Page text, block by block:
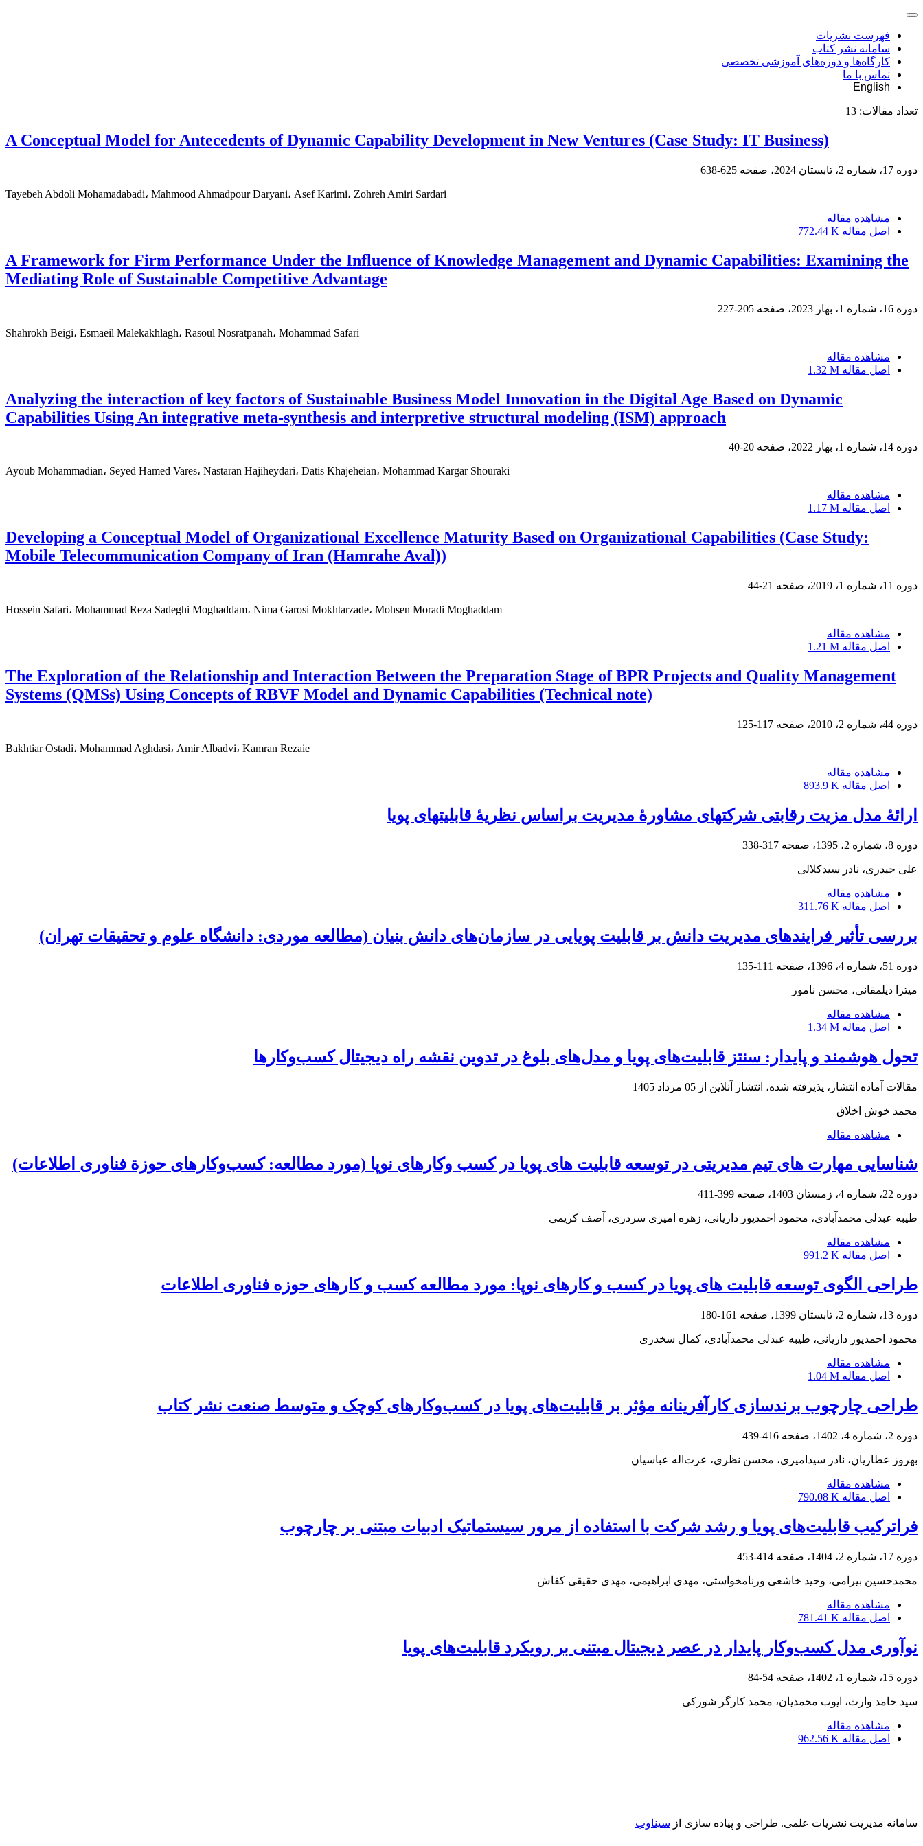
فهرست نشریات
سامانه نشر کتاب
کارگاه‌ها و دوره‌های آموزشی تخصصی
تماس با ما
English
تعداد مقالات: 13
A Conceptual Model for Antecedents of Dynamic Capability Development in New Ventures (Case Study: IT Business)
دوره 17، شماره 2، تابستان 2024، صفحه 625-638
Tayebeh Abdoli Mohamadabadi، Mahmood Ahmadpour Daryani، Asef Karimi، Zohreh Amiri Sardari
مشاهده مقاله
اصل مقاله 772.44 K
A Framework for Firm Performance Under the Influence of Knowledge Management and Dynamic Capabilities: Examining the
Mediating Role of Sustainable Competitive Advantage
دوره 16، شماره 1، بهار 2023، صفحه 205-227
Shahrokh Beigi، Esmaeil Malekakhlagh، Rasoul Nosratpanah، Mohammad Safari
مشاهده مقاله
اصل مقاله 1.32 M
Analyzing the interaction of key factors of Sustainable Business Model Innovation in the Digital Age Based on Dynamic
Capabilities Using An integrative meta-synthesis and interpretive structural modeling (ISM) approach
دوره 14، شماره 1، بهار 2022، صفحه 20-40
Ayoub Mohammadian، Seyed Hamed Vares، Nastaran Hajiheydari، Datis Khajeheian، Mohammad Kargar Shouraki
مشاهده مقاله
اصل مقاله 1.17 M
Developing a Conceptual Model of Organizational Excellence Maturity Based on Organizational Capabilities (Case Study:
Mobile Telecommunication Company of Iran (Hamrahe Aval))
دوره 11، شماره 1، 2019، صفحه 21-44
Hossein Safari، Mohammad Reza Sadeghi Moghaddam، Nima Garosi Mokhtarzade، Mohsen Moradi Moghaddam
مشاهده مقاله
اصل مقاله 1.21 M
The Exploration of the Relationship and Interaction Between the Preparation Stage of BPR Projects and Quality Management
Systems (QMSs) Using Concepts of RBVF Model and Dynamic Capabilities (Technical note)
دوره 44، شماره 2، 2010، صفحه 117-125
Bakhtiar Ostadi، Mohammad Aghdasi، Amir Albadvi، Kamran Rezaie
مشاهده مقاله
اصل مقاله 893.9 K
ارائۀ مدل مزیت رقابتی شرکت‏های مشاورۀ مدیریت براساس نظریۀ قابلیت‏های پویا
دوره 8، شماره 2، 1395، صفحه 317-338
علی حیدری، نادر سیدکلالی
مشاهده مقاله
اصل مقاله 311.76 K
بررسی تأثیر فرایندهای مدیریت دانش بر قابلیت پویایی در سازمان‌های دانش بنیان (مطالعه موردی: دانشگاه علوم و تحقیقات تهران)
دوره 51، شماره 4، 1396، صفحه 111-135
میترا دیلمقانی، محسن نامور
مشاهده مقاله
اصل مقاله 1.34 M
تحول هوشمند و پایدار: سنتز قابلیت‌های پویا و مدل‌های بلوغ در تدوین نقشه راه دیجیتال کسب‌وکارها
مقالات آماده انتشار، پذیرفته شده، انتشار آنلاین از 05 مرداد 1405
محمد خوش اخلاق
مشاهده مقاله
شناسایی مهارت های تیم مدیریتی در توسعه قابلیت های پویا در کسب وکارهای نوپا (مورد مطالعه: کسب‌وکارهای حوزة فناوری اطلاعات)
دوره 22، شماره 4، زمستان 1403، صفحه 399-411
طیبه عبدلی محمدآبادی، محمود احمدپور داریانی، زهره امیری سردری، آصف کریمی
مشاهده مقاله
اصل مقاله 991.2 K
طراحی الگوی توسعه قابلیت های پویا در کسب و کارهای نوپا: مورد مطالعه کسب و کارهای حوزه فناوری اطلاعات
دوره 13، شماره 2، تابستان 1399، صفحه 161-180
محمود احمدپور داریانی، طیبه عبدلی محمدآبادی، کمال سخدری
مشاهده مقاله
اصل مقاله 1.04 M
طراحی چارچوب برندسازی کارآفرینانه مؤثر بر قابلیت‌های پویا در کسب‌وکارهای کوچک و متوسط صنعت نشر کتاب
دوره 2، شماره 4، 1402، صفحه 416-439
بهروز عطاریان، نادر سیدامیری، محسن نظری، عزت‌اله عباسیان
مشاهده مقاله
اصل مقاله 790.08 K
فراترکیب قابلیت‌های پویا و رشد شرکت با استفاده از مرور سیستماتیک ادبیات مبتنی بر چارچوب
دوره 17، شماره 2، 1404، صفحه 414-453
محمدحسین بیرامی، وحید خاشعی ورنامخواستی، مهدی ابراهیمی، مهدی حقیقی کفاش
مشاهده مقاله
اصل مقاله 781.41 K
نوآوری مدل کسب‌وکار پایدار در عصر دیجیتال مبتنی بر رویکرد قابلیت‌های پویا
دوره 15، شماره 1، 1402، صفحه 54-84
سید حامد وارث، ایوب محمدیان، محمد کارگر شورکی
مشاهده مقاله
اصل مقاله 962.56 K
سامانه مدیریت نشریات علمی. طراحی و پیاده سازی از سیناوب